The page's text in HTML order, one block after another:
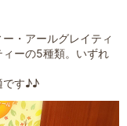
・アールグレイティ
ーの5種類。いずれ
です♪♪